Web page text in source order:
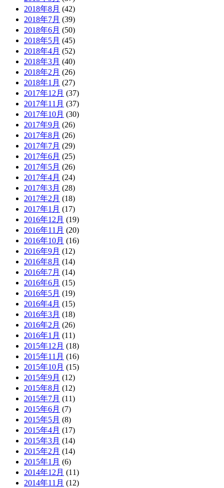
2018年8月 (42)
2018年7月 (39)
2018年6月 (50)
2018年5月 (45)
2018年4月 (52)
2018年3月 (40)
2018年2月 (26)
2018年1月 (27)
2017年12月 (37)
2017年11月 (37)
2017年10月 (30)
2017年9月 (26)
2017年8月 (26)
2017年7月 (29)
2017年6月 (25)
2017年5月 (26)
2017年4月 (24)
2017年3月 (28)
2017年2月 (18)
2017年1月 (17)
2016年12月 (19)
2016年11月 (20)
2016年10月 (16)
2016年9月 (12)
2016年8月 (14)
2016年7月 (14)
2016年6月 (15)
2016年5月 (19)
2016年4月 (15)
2016年3月 (18)
2016年2月 (26)
2016年1月 (11)
2015年12月 (18)
2015年11月 (16)
2015年10月 (15)
2015年9月 (12)
2015年8月 (12)
2015年7月 (11)
2015年6月 (7)
2015年5月 (8)
2015年4月 (17)
2015年3月 (14)
2015年2月 (14)
2015年1月 (6)
2014年12月 (11)
2014年11月 (12)